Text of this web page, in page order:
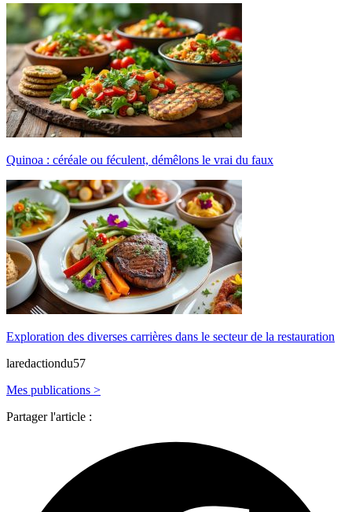
Quinoa : céréale ou féculent, démêlons le vrai du faux
Exploration des diverses carrières dans le secteur de la restauration
laredactiondu57
Mes publications >
Partager l'article :